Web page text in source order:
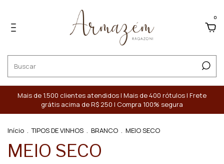
0
Mais de 1.500 clientes atendidos | Mais de 400 rótulos | Frete
grátis acima de R$ 250 | Compra 100% segura
Início . TIPOS DE VINHOS . BRANCO . MEIO SECO
MEIO SECO